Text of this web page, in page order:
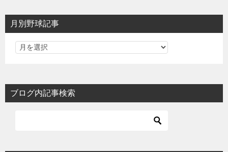
月別野球記事
ブログ内記事検索